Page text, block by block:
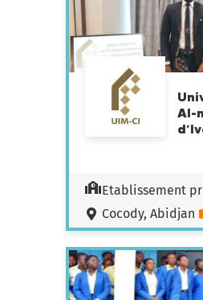
Al-
Etablissement
Cocody, Abidjan